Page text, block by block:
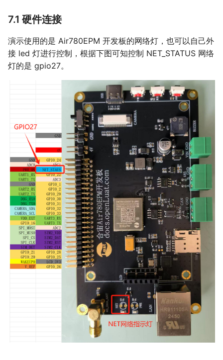
7.1 硬件连接
演示使用的是 Air780EPM 开发板的网络灯，也可以自己外
接 led 灯进行控制，根据下图可知控制 NET_STATUS 网络
灯的是 gpio27。